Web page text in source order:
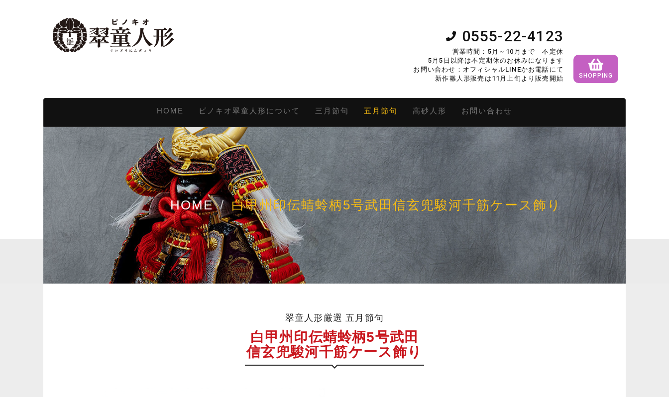
0555-22-4123
営業時間：5月～10月まで 不定休
5月5日以降は不定期休のお休みになります
お問い合わせ：オフィシャルLINEかお電話にて
新作雛人形販売は11月上旬より販売開始
SHOPPING
HOME ピノキオ翠童人形について 三月節句 五月節句 高砂人形 お問い合わせ
HOME 白甲州印伝蜻蛉柄5号武田信玄兜駿河千筋ケース飾り
翠童人形厳選 五月節句
白甲州印伝蜻蛉柄5号武田
信玄兜駿河千筋ケース飾り